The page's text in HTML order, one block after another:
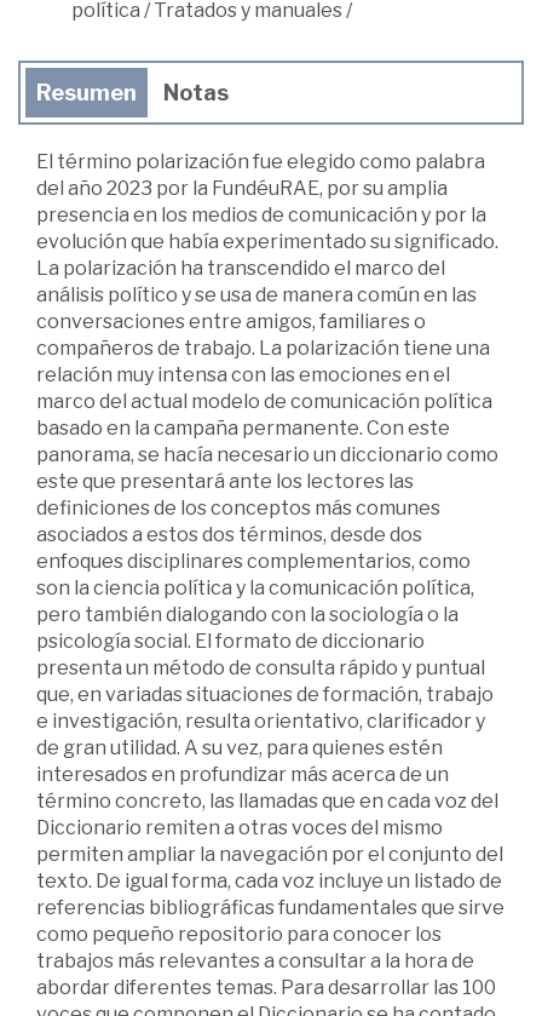
política /Tratados y manuales/
Resumen Notas
El término polarización fue elegido como palabra
del año 2023 por la FundéuRAE, por su amplia
presencia en los medios de comunicación y por la
evolución que había experimentado su significado.
La polarización ha transcendido el marco del
análisis político y se usa de manera común en las
conversaciones entre amigos, familiares o
compañeros de trabajo. La polarización tiene una
relación muy intensa con las emociones en el
marco del actual modelo de comunicación política
basado en la campaña permanente. Con este
panorama, se hacía necesario un diccionario como
este que presentará ante los lectores las
definiciones de los conceptos más comunes
asociados a estos dos términos, desde dos
enfoques disciplinares complementarios, como
son la ciencia política y la comunicación política,
pero también dialogando con la sociología o la
psicología social. El formato de diccionario
presenta un método de consulta rápido y puntual
que, en variadas situaciones de formación, trabajo
e investigación, resulta orientativo, clarificador y
de gran utilidad. A su vez, para quienes estén
interesados en profundizar más acerca de un
término concreto, las llamadas que en cada voz del
Diccionario remiten a otras voces del mismo
permiten ampliar la navegación por el conjunto del
texto. De igual forma, cada voz incluye un listado de
referencias bibliográficas fundamentales que sirve
como pequeño repositorio para conocer los
trabajos más relevantes a consultar a la hora de
abordar diferentes temas. Para desarrollar las 100